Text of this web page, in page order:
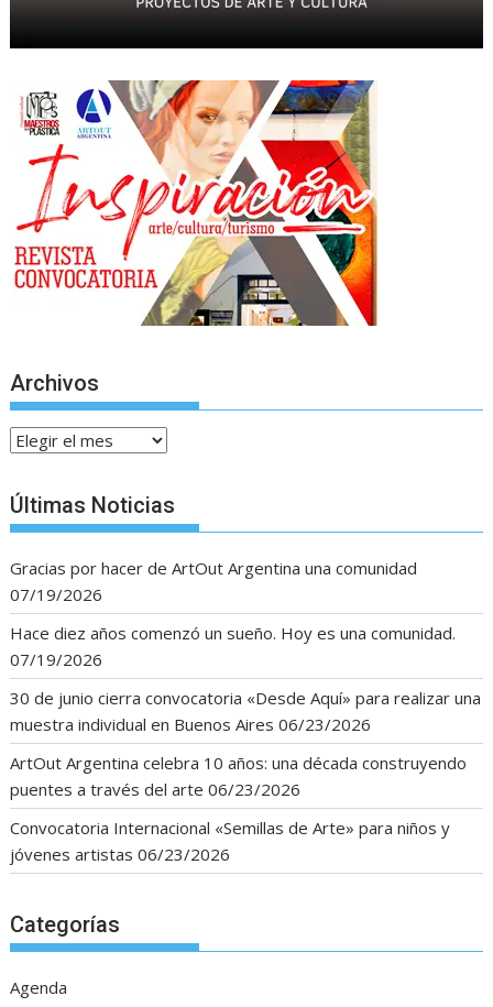
Archivos
Archivos
Últimas Noticias
Gracias por hacer de ArtOut Argentina una comunidad
07/19/2026
Hace diez años comenzó un sueño. Hoy es una comunidad.
07/19/2026
30 de junio cierra convocatoria «Desde Aquí» para realizar una
muestra individual en Buenos Aires 06/23/2026
ArtOut Argentina celebra 10 años: una década construyendo
puentes a través del arte 06/23/2026
Convocatoria Internacional «Semillas de Arte» para niños y
jóvenes artistas 06/23/2026
Categorías
Agenda